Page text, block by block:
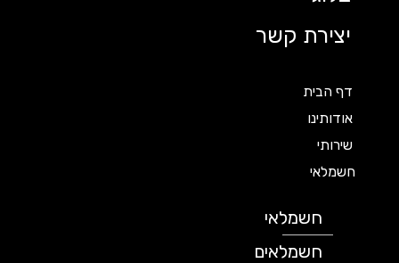
יצירת קשר
דף הבית
אודותינו
שירותי
חשמלאי
חשמלאי
חשמלאים